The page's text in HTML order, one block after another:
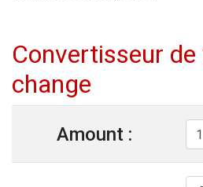
Convertisseur
change
Amount :